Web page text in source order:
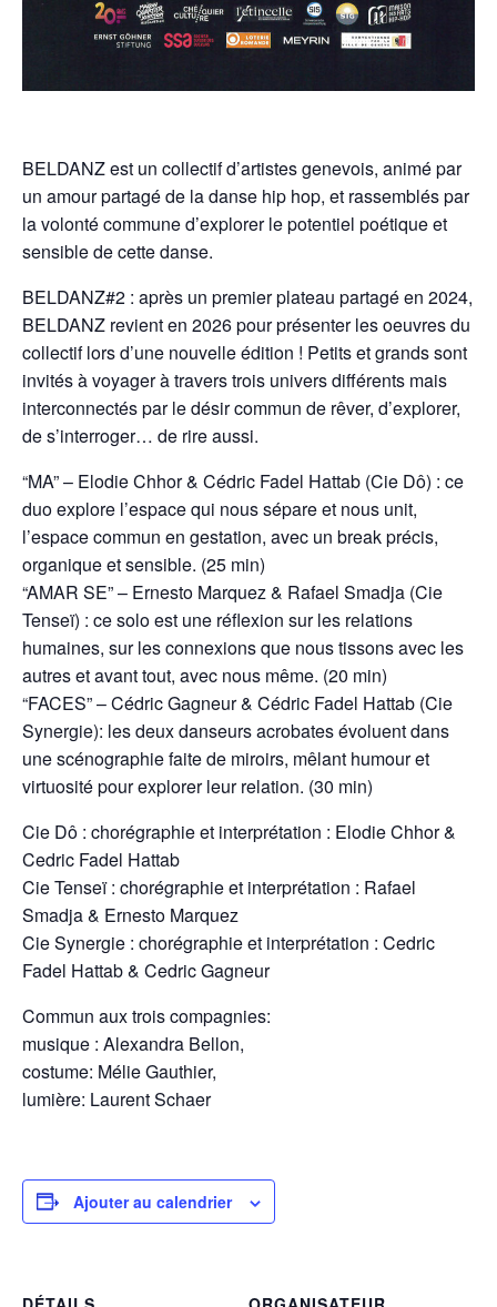
BELDANZ est un collectif d’artistes genevois, animé par
un amour partagé de la danse hip hop, et rassemblés par
la volonté commune d’explorer le potentiel poétique et
sensible de cette danse.
BELDANZ#2 : après un premier plateau partagé en 2024,
BELDANZ revient en 2026 pour présenter les oeuvres du
collectif lors d’une nouvelle édition ! Petits et grands sont
invités à voyager à travers trois univers différents mais
interconnectés par le désir commun de rêver, d’explorer,
de s’interroger… de rire aussi.
“MA” – Elodie Chhor & Cédric Fadel Hattab (Cie Dô) : ce
duo explore l’espace qui nous sépare et nous unit,
l’espace commun en gestation, avec un break précis,
organique et sensible. (25 min)
“AMAR SE” – Ernesto Marquez & Rafael Smadja (Cie
Tenseï) : ce solo est une réflexion sur les relations
humaines, sur les connexions que nous tissons avec les
autres et avant tout, avec nous même. (20 min)
“FACES” – Cédric Gagneur & Cédric Fadel Hattab (Cie
Synergie): les deux danseurs acrobates évoluent dans
une scénographie faite de miroirs, mêlant humour et
virtuosité pour explorer leur relation. (30 min)
Cie Dô : chorégraphie et interprétation : Elodie Chhor &
Cedric Fadel Hattab
Cie Tenseï : chorégraphie et interprétation : Rafael
Smadja & Ernesto Marquez
Cie Synergie : chorégraphie et interprétation : Cedric
Fadel Hattab & Cedric Gagneur
Commun aux trois compagnies:
musique : Alexandra Bellon,
costume: Mélie Gauthier,
lumière: Laurent Schaer
Ajouter au calendrier